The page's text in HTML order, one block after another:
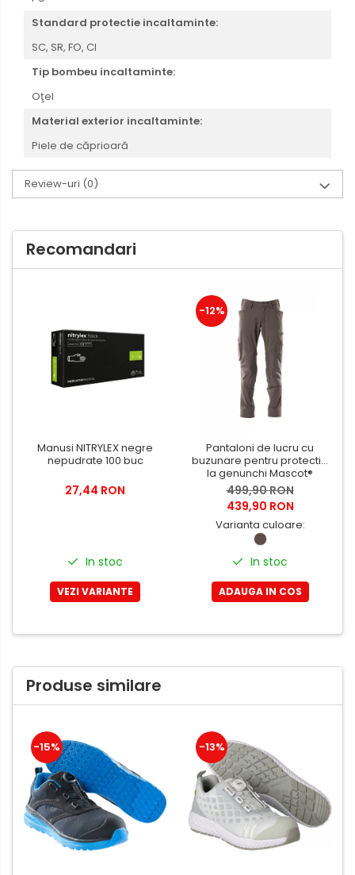
Standard protectie incaltaminte:
SC, SR, FO, CI
Tip bombeu incaltaminte:
Oţel
Material exterior incaltaminte:
Piele de căprioară
Review-uri (0)
Recomandari
Manusi NITRYLEX negre
nepudrate 100 buc
27,44 RON
In stoc
VEZI VARIANTE
-12%
Pantaloni de lucru cu
buzunare pentru protectie
la genunchi Mascot®
ACCELERATE
499,90 RON
439,90 RON
Varianta culoare:
In stoc
ADAUGA IN COS
Produse similare
-15% -13%